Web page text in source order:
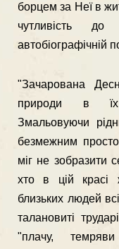
борцем за Неї в
чутливість
автобіографічній
"Зачарована
природи в їх
Змальовуючи
безмежним
міг не зобразити
хто в цій красі
близьких людей
талановиті
"плачу,